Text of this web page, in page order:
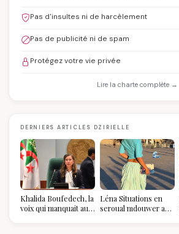
Pas d'insultes ni de harcèlement
Pas de publicité ni de spam
Protégez votre vie privée
Lire la charte complète →
DERNIERS ARTICLES DZIRIELLE
Khalida Boufedech, la
voix qui manquait au
Léna Situations en
seroual mdouwer au